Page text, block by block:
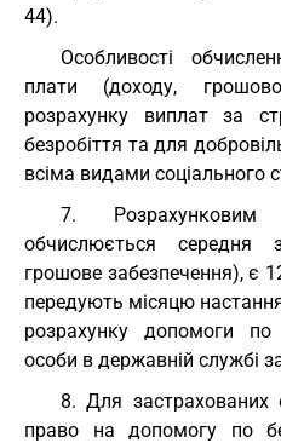
44).
Особливості
плати (доходу,
розрахунку виплат за
безробіття та для
всіма видами соціального
7.
обчислюється середня
грошове забезпечення), є
передують місяцю
розрахунку допомоги по
особи в державній службі
8. Для застрахованих
право на допомогу по